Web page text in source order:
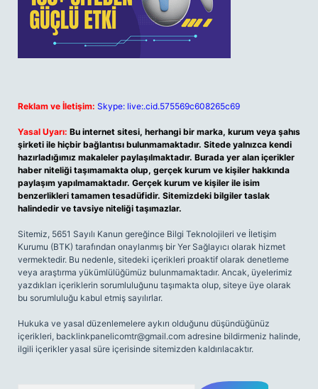
Reklam ve İletişim: Skype: live:.cid.575569c608265c69
Yasal Uyarı: Bu internet sitesi, herhangi bir marka, kurum veya şahıs
şirketi ile hiçbir bağlantısı bulunmamaktadır. Sitede yalnızca kendi
hazırladığımız makaleler paylaşılmaktadır. Burada yer alan içerikler
haber niteliği taşımamakta olup, gerçek kurum ve kişiler hakkında
paylaşım yapılmamaktadır. Gerçek kurum ve kişiler ile isim
benzerlikleri tamamen tesadüfidir. Sitemizdeki bilgiler taslak
halindedir ve tavsiye niteliği taşımazlar.
Sitemiz, 5651 Sayılı Kanun gereğince Bilgi Teknolojileri ve İletişim
Kurumu (BTK) tarafından onaylanmış bir Yer Sağlayıcı olarak hizmet
vermektedir. Bu nedenle, sitedeki içerikleri proaktif olarak denetleme
veya araştırma yükümlülüğümüz bulunmamaktadır. Ancak, üyelerimiz
yazdıkları içeriklerin sorumluluğunu taşımakta olup, siteye üye olarak
bu sorumluluğu kabul etmiş sayılırlar.
Hukuka ve yasal düzenlemelere aykırı olduğunu düşündüğünüz
içerikleri, backlinkpanelicomtr@gmail.com adresine bildirmeniz halinde,
ilgili içerikler yasal süre içerisinde sitemizden kaldırılacaktır.